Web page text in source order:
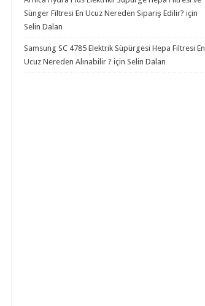
Sünger Filtresi En Ucuz Nereden Sipariş Edilir? için
Selin Dalan
Samsung SC 4785 Elektrik Süpürgesi Hepa Filtresi En
Ucuz Nereden Alınabilir ? için Selin Dalan